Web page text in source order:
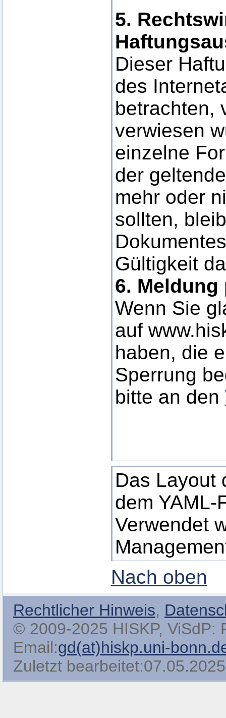
5.
Dieser
des
betrachten,
verwiesen
einzelne
der
mehr oder
sollten,
Gültigkeit
6.
Wenn Sie
auf
haben, die
Sperrung
bitte an den
Das Layout
dem YAML-
Verwendet
Nach oben
Rechtlicher Hinweis,
© 2009-2025 HISKP, ViSdP:
Email:gd(at)hiskp.uni-
Zuletzt